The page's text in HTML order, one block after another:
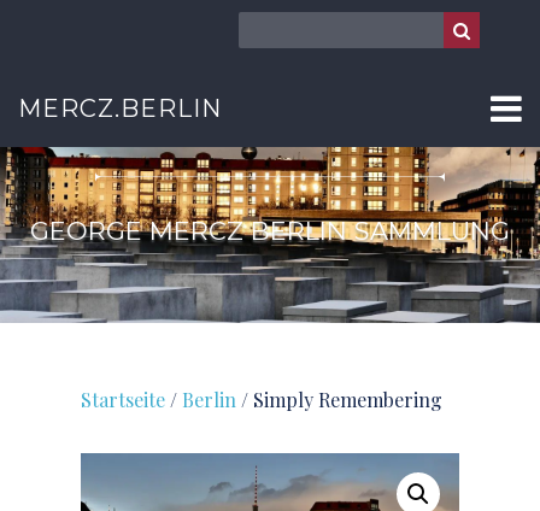
MERCZ.BERLINBERLIN
GEORGE MERCZ BERLIN SAMMLUNG
Startseite / Berlin / Simply Remembering